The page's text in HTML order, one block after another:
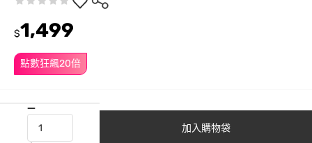
點數狂飆20倍
$1,499
加入購物袋